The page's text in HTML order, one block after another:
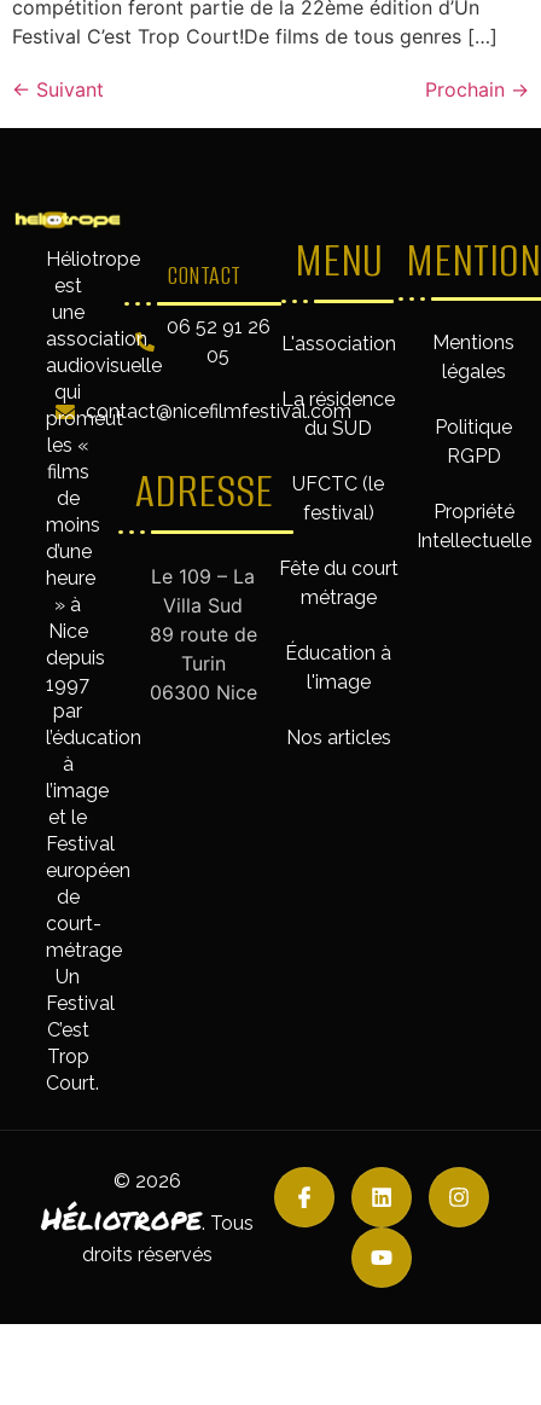
compétition feront partie de la 22ème édition d’Un
Festival C’est Trop Court!De films de tous genres […]
← Suivant Prochain →
Héliotrope
est
une
association
audiovisuelle
qui
promeut
les «
films
de
moins
d’une
heure
» à
Nice
depuis
1997
par
l’éducation
à
l’image
et le
Festival
européen
de
court-
métrage
Un
Festival
C’est
Trop
Court.
CONTACT
06 52 91 26
05
contact@nicefilmfestival.com
ADRESSE
Le 109 – La
Villa Sud
89 route de
Turin
06300 Nice
MENU
L'association
La résidence
du SUD
UFCTC (le
festival)
Fête du court
métrage
Éducation à
l'image
Nos articles
Mentions
légales
Politique
RGPD
Propriété
Intellectuelle
© 2026
Héliotrope. Tous
droits réservés